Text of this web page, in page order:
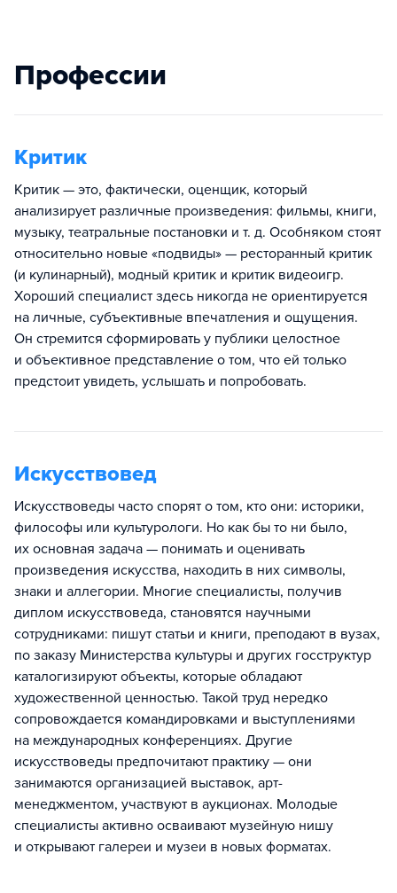
Профессии
Критик
Критик — это, фактически, оценщик, который
анализирует различные произведения: фильмы, книги,
музыку, театральные постановки и т. д. Особняком стоят
относительно новые «подвиды» — ресторанный критик
(и кулинарный), модный критик и критик видеоигр.
Хороший специалист здесь никогда не ориентируется
на личные, субъективные впечатления и ощущения.
Он стремится сформировать у публики целостное
и объективное представление о том, что ей только
предстоит увидеть, услышать и попробовать.
Искусствовед
Искусствоведы часто спорят о том, кто они: историки,
философы или культурологи. Но как бы то ни было,
их основная задача — понимать и оценивать
произведения искусства, находить в них символы,
знаки и аллегории. Многие специалисты, получив
диплом искусствоведа, становятся научными
сотрудниками: пишут статьи и книги, преподают в вузах,
по заказу Министерства культуры и других госструктур
каталогизируют объекты, которые обладают
художественной ценностью. Такой труд нередко
сопровождается командировками и выступлениями
на международных конференциях. Другие
искусствоведы предпочитают практику — они
занимаются организацией выставок, арт-
менеджментом, участвуют в аукционах. Молодые
специалисты активно осваивают музейную нишу
и открывают галереи и музеи в новых форматах.